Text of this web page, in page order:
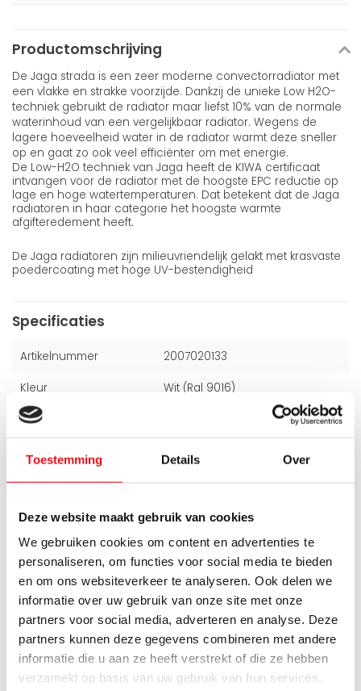
Toestemming Details Over
Deze website maakt gebruik van cookies
We gebruiken cookies om content en advertenties te
personaliseren, om functies voor social media te bieden
en om ons websiteverkeer te analyseren. Ook delen we
informatie over uw gebruik van onze site met onze
partners voor social media, adverteren en analyse. Deze
partners kunnen deze gegevens combineren met andere
informatie die u aan ze heeft verstrekt of die ze hebben
verzameld op basis van uw gebruik van hun services.
Productomschrijving
De Jaga strada is een zeer moderne convectorradiator met
een vlakke en strakke voorzijde. Dankzij de unieke Low H2O-
techniek gebruikt de radiator maar liefst 10% van de normale
waterinhoud van een vergelijkbaar radiator. Wegens de
lagere hoeveelheid water in de radiator warmt deze sneller
op en gaat zo ook veel efficiënter om met energie.
De Low-H2O techniek van Jaga heeft de KIWA certificaat
intvangen voor de radiator met de hoogste EPC reductie op
lage en hoge watertemperaturen. Dat betekent dat de Jaga
radiatoren in haar categorie het hoogste warmte
afgifteredement heeft.
De Jaga radiatoren zijn milieuvriendelijk gelakt met krasvaste
poedercoating met hoge UV-bestendigheid
Specificaties
Artikelnummer 2007020133
Kleur Wit (Ral 9016)
Hoogte
Dikte 215 mm
Heb je een vraag over dit product ?
Simon helpt je graag en kan al je vragen beantwoorden.
Stuur een bericht